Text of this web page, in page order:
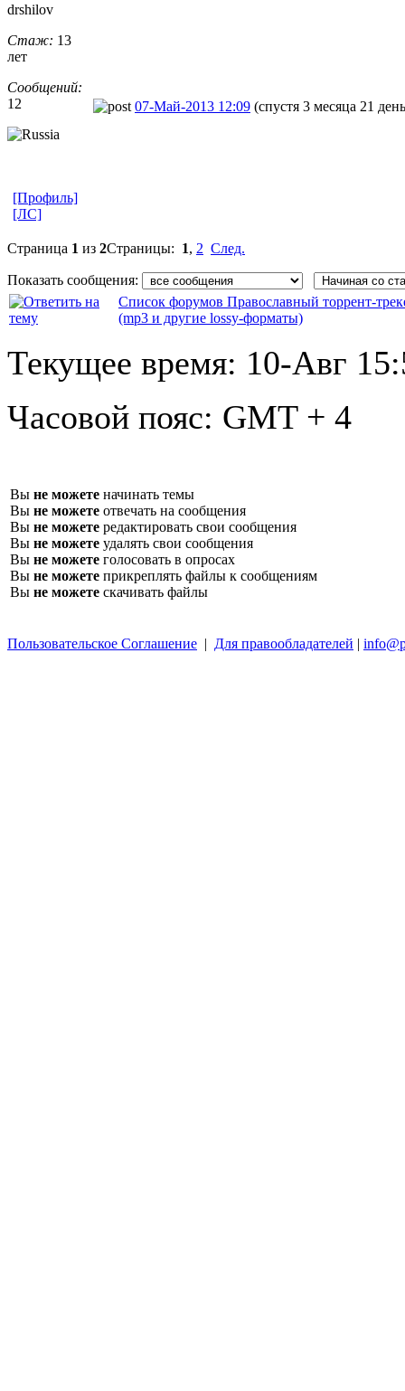
drshilov
Стаж: 13
лет
Сообщений:
12
07-Май-2013 12:09 (спустя 3 месяца 21
[Профиль]
[ЛС]
Страница 1 из 2Страницы: 1, 2 След.
Показать сообщения:
Список форумов Православный торрент-
(mp3 и другие lossy-форматы)
Текущее время: 10-Авг
Часовой пояс: GMT + 4
Вы не можете начинать темы
Вы не можете отвечать на сообщения
Вы не можете редактировать свои сообщения
Вы не можете удалять свои сообщения
Вы не можете голосовать в опросах
Вы не можете прикреплять файлы к сообщениям
Вы не можете скачивать файлы
Пользовательское Соглашение | Для правообладателей |